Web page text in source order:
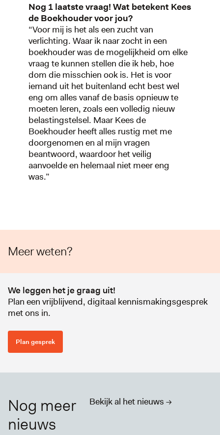
Nog 1 laatste vraag! Wat betekent Kees
de Boekhouder voor jou?
“Voor mij is het als een zucht van
verlichting. Waar ik naar zocht in een
boekhouder was de mogelijkheid om elke
vraag te kunnen stellen die ik heb, hoe
dom die misschien ook is. Het is voor
iemand uit het buitenland echt best wel
eng om alles vanaf de basis opnieuw te
moeten leren, zoals een volledig nieuw
belastingstelsel. Maar Kees de
Boekhouder heeft alles rustig met me
doorgenomen en al mijn vragen
beantwoord, waardoor het veilig
aanvoelde en helemaal niet meer eng
was.”
Meer weten?
We leggen het je graag uit!
Plan een vrijblijvend, digitaal kennismakingsgesprek
met ons in.
Plan gesprek
Nog meer
nieuws
Bekijk al het nieuws ->